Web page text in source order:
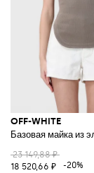
OFF-WHITE
Базовая майка из
23 149,88 ₽
18 520,66 ₽
-20%